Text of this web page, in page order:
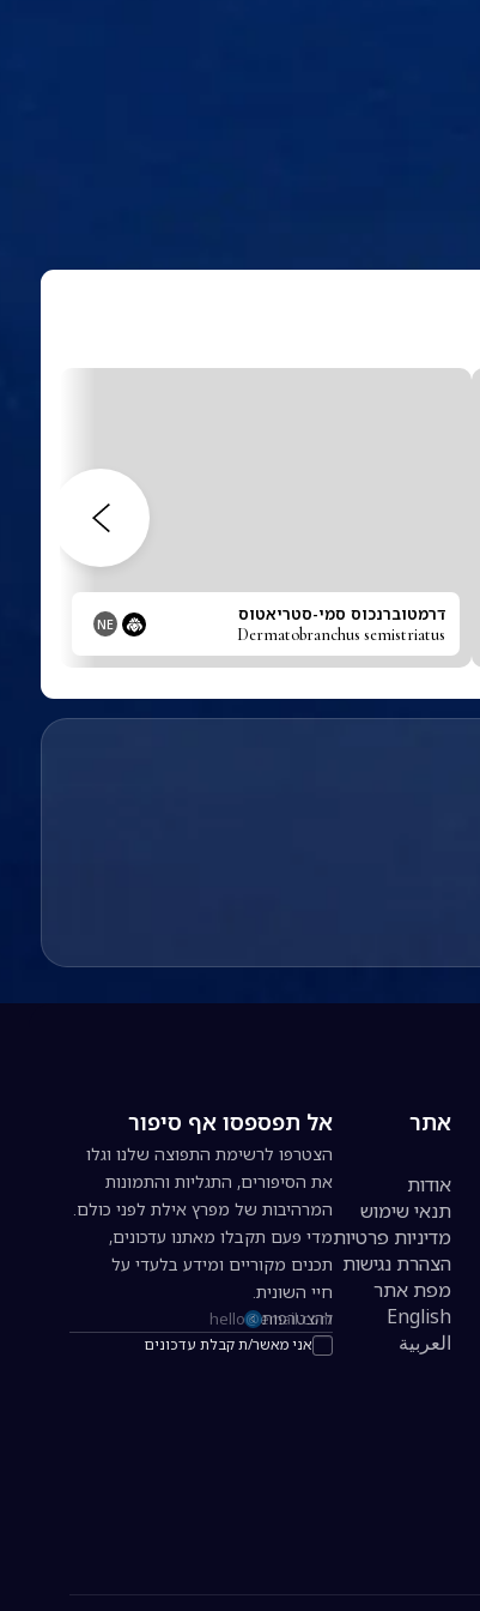
דרמטוברנכוס סמי-סטריאטוס
Dermatobranchus semistriatus
NE
אתר
אודות
תנאי שימוש
מדיניות פרטיות
הצהרת נגישות
מפת אתר
English
العربية
אל תפספסו אף סיפור
הצטרפו לרשימת התפוצה שלנו וגלו
את הסיפורים, התגליות והתמונות
המרהיבות של מפרץ אילת לפני כולם.
מדי פעם תקבלו מאתנו עדכונים,
תכנים מקוריים ומידע בלעדי על
חיי השונית.
כתובת אימייל להרשמה לניוזלטר
אני מאשר/ת קבלת עדכונים
להצטרפות